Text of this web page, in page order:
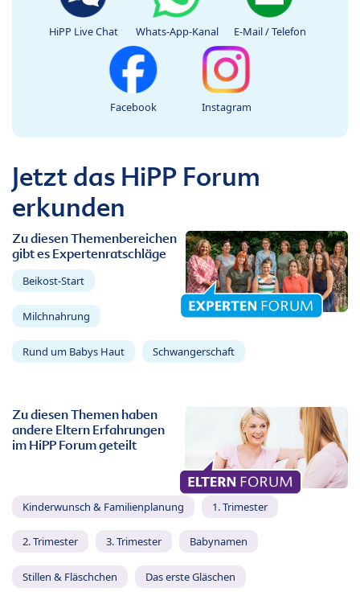
HiPP Live Chat Whats-App-Kanal E-Mail / Telefon
Facebook Instagram
Jetzt das HiPP Forum
erkunden
Zu diesen Themenbereichen
gibt es Expertenratschläge
Beikost-Start
Milchnahrung
Rund um Babys Haut Schwangerschaft
Zu diesen Themen haben
andere Eltern Erfahrungen
im HiPP Forum geteilt
Kinderwunsch & Familienplanung 1. Trimester
2. Trimester 3. Trimester Babynamen
Stillen & Fläschchen Das erste Gläschen